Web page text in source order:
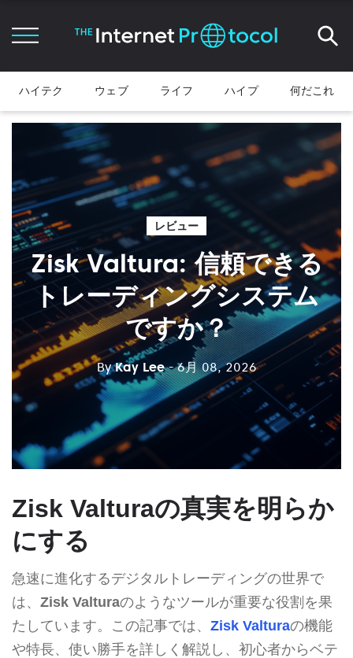
ハイテク ウェブ ライフ ハイプ 何だこれ
レビュー
Zisk Valtura: 信頼できる
トレーディングシステム
ですか？
ByKay Lee - 6月 08, 2026
Zisk Valturaの真実を明らか
にする
急速に進化するデジタルトレーディングの世界で
は、 Zisk Valturaのようなツールが重要な役割を果
たしています。この記事では、 Zisk Valturaの機能
や特長、使い勝手を詳しく解説し、初心者からベテ